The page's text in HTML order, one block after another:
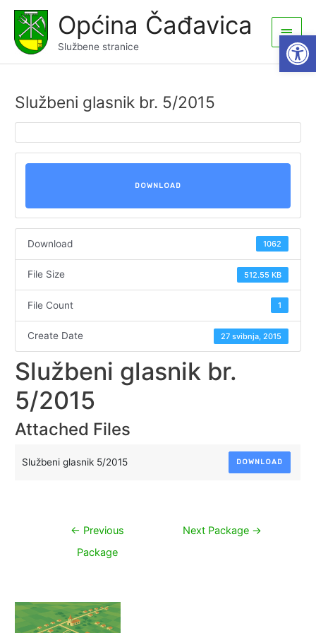
content
Općina Čađavica
Službene stranice
Main
Menu
Službeni glasnik br. 5/2015
DOWNLOAD
Download 1062
File Size 512.55 KB
File Count 1
Create Date 27 svibnja, 2015
Službeni glasnik br.
5/2015
Attached Files
Službeni glasnik 5/2015 DOWNLOAD
Navigacija
← Previous
Package
Next Package →